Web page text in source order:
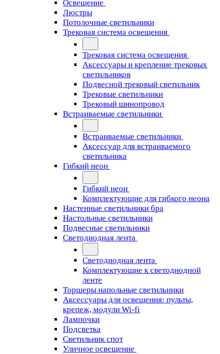
Освещение
Люстры
Потолочные светильники
Трековая система освещения
Трековая система освещения
Аксессуары и крепление трековых
светильников
Подвесной трековый светильник
Трековые светильники
Трековый шинопровод
Встраиваемые светильники
Встраиваемые светильники
Аксессуар для встраиваемого
светильника
Гибкий неон
Гибкий неон
Комплектующие для гибкого неона
Настенные светильники бра
Настольные светильники
Подвесные светильники
Светодиодная лента
Светодиодная лента
Комплектующие к светодиодной
ленте
Торшеры напольные светильники
Аксессуары для освещения: пульты,
крепеж, модули Wi-fi
Лампочки
Подсветка
Светильник спот
Уличное освещение